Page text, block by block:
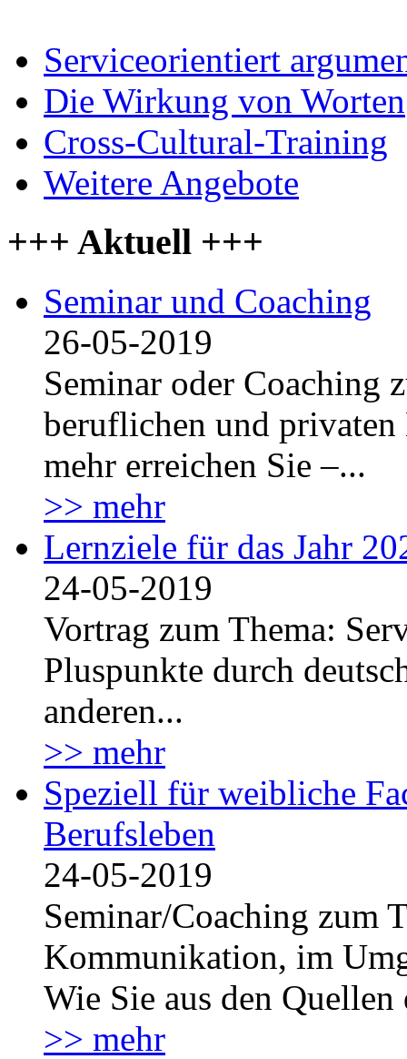
Serviceorientiert
Die Wirkung von Worten
Cross-Cultural-Training
Weitere Angebote
+++ Aktuell +++
Seminar und Coaching
26-05-2019
Seminar oder Coaching
beruflichen und privaten
mehr erreichen Sie –...
>> mehr
Lernziele für das Jahr
24-05-2019
Vortrag zum Thema:
Pluspunkte durch
anderen...
>> mehr
Speziell für weibliche
Berufsleben
24-05-2019
Seminar/Coaching zum
Kommunikation, im
Wie Sie aus den
>> mehr